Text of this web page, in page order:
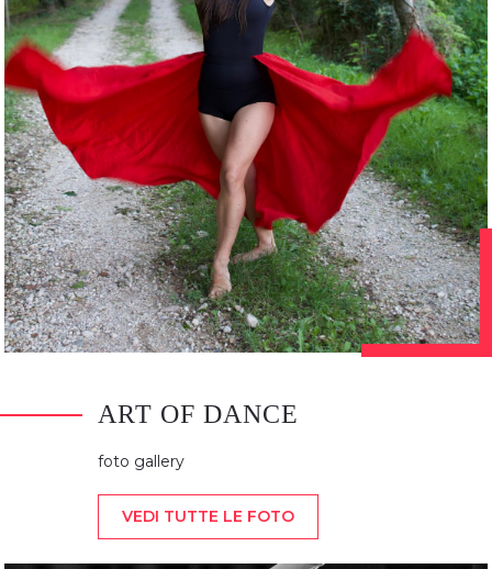
ART OF DANCE
foto gallery
VEDI TUTTE LE FOTO